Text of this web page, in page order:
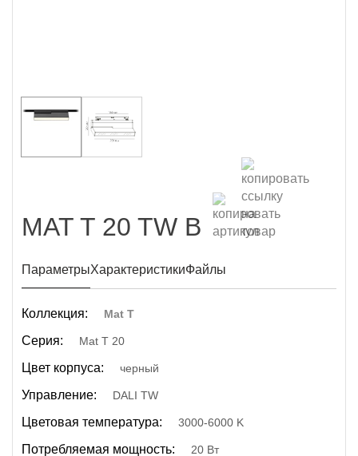
MAT T 20 TW B
ПараметрыХарактеристикиФайлы
Коллекция: Mat T
Серия: Mat T 20
Цвет корпуса: черный
Управление: DALI TW
Цветовая температура: 3000-6000 K
Потребляемая мощность: 20 Вт